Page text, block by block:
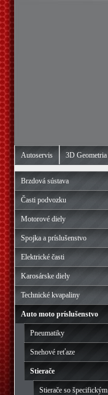
Autoservis 3D Geometria
Brzdová sústava
Časti podvozku
Motorové diely
Spojka a príslušenstvo
Elektrické časti
Karosárske diely
Technické kvapaliny
Auto moto príslušenstvo
Pneumatiky
Snehové reťaze
Stierače
Stierače so špecifickým